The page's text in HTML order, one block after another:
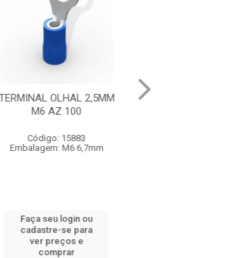
TERMINAL PINO 4-6MM AM
100
Código: 14641
Embalagem: PT/01
Faça seu login ou
cadastre-se para
ver preços e
comprar